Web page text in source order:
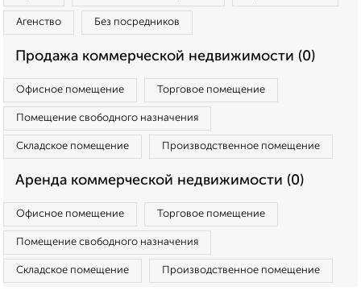
Агенство Без посредников
Продажа коммерческой недвижимости (0)
Офисное помещение Торговое помещение
Помещение свободного назначения
Складское помещение Производственное помещение
Аренда коммерческой недвижимости (0)
Офисное помещение Торговое помещение
Помещение свободного назначения
Складское помещение Производственное помещение